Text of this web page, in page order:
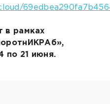
в рамках
по 21 июня.